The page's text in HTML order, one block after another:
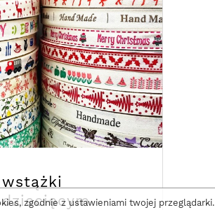
wstążki
zgodnie z ustawieniami twojej przeglądarki.